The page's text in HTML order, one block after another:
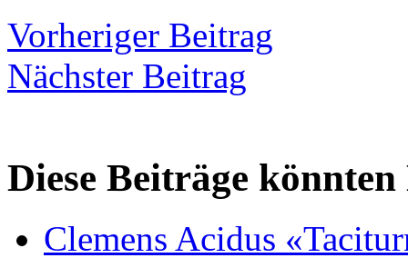
Vorheriger Beitrag
Nächster Beitrag
Diese Beiträge
Clemens Acidus